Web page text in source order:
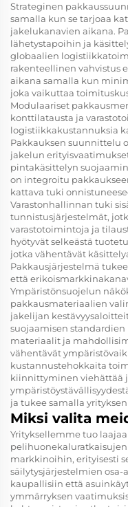
Strateginen
samalla kun se tarjoaa
jakelukanavien aikana.
lähetystapoihin ja
globaalien
rakenteellinen vahvistus
aikana samalla kun
joka vaikuttaa
Modulaariset
konttilatausta ja
logistiikkakustannuksia
Pakkauksen suunnittelu
jakelun
pintakäsittelyn
on integroitu
kattava tuki
Varastonhallinnan tuki
tunnistusjärjestelmät,
varastotoimintoja ja
hyötyvät selkeästä
jotka vähentävät
Pakkausjärjestelmä
että
Ympäristönsuojelun
pakkausmateriaalien
jakelijan
suojaamisen
materiaalit ja
vähentävät
kustannustehokkaita
kiinnittyminen viehättää
ja tukee samalla
Miksi valita
Yrityksellemme tuo
markkinoihin, erityisesti
säilytysjärjestelmien osa-
kaupallisiin että
ymmärryksen